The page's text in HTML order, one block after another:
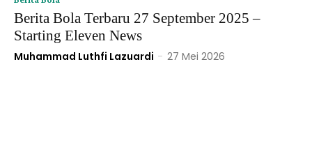
Berita Bola Terbaru 27 September 2025 –
Starting Eleven News
Muhammad Luthfi Lazuardi - 27 Mei 2026